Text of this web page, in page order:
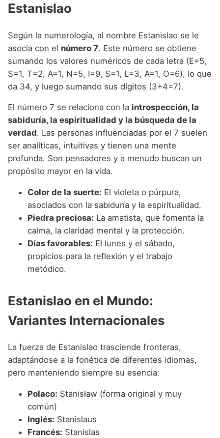
Estanislao
Según la numerología, al nombre Estanislao se le
asocia con el número 7. Este número se obtiene
sumando los valores numéricos de cada letra (E=5,
S=1, T=2, A=1, N=5, I=9, S=1, L=3, A=1, O=6), lo que
da 34, y luego sumando sus dígitos (3+4=7).
El número 7 se relaciona con la introspección, la
sabiduría, la espiritualidad y la búsqueda de la
verdad. Las personas influenciadas por el 7 suelen
ser analíticas, intuitivas y tienen una mente
profunda. Son pensadores y a menudo buscan un
propósito mayor en la vida.
Color de la suerte: El violeta o púrpura,
asociados con la sabiduría y la espiritualidad.
Piedra preciosa: La amatista, que fomenta la
calma, la claridad mental y la protección.
Días favorables: El lunes y el sábado,
propicios para la reflexión y el trabajo
metódico.
Estanislao en el Mundo:
Variantes Internacionales
La fuerza de Estanislao trasciende fronteras,
adaptándose a la fonética de diferentes idiomas,
pero manteniendo siempre su esencia:
Polaco: Stanisław (forma original y muy
común)
Inglés: Stanislaus
Francés: Stanislas